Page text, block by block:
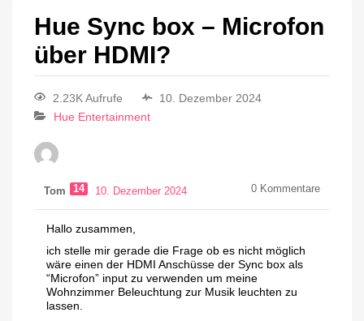
Hue Sync box – Microfon
über HDMI?
2.23K Aufrufe
10. Dezember 2024
Hue Entertainment
Tom 14 10. Dezember 2024 0 Kommentare
Hallo zusammen,
ich stelle mir gerade die Frage ob es nicht möglich
wäre einen der HDMI Anschüsse der Sync box als
“Microfon” input zu verwenden um meine
Wohnzimmer Beleuchtung zur Musik leuchten zu
lassen.